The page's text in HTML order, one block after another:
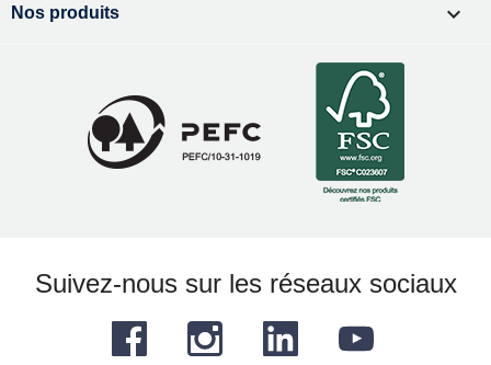
Nos produits 
Suivez-nous sur les réseaux sociaux
Facebook YouTube
Instagram LinkedIn